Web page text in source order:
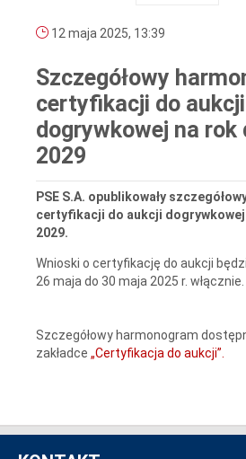
12 maja 2025, 13:39
Szczegółowy
certyfikacji do aukcji
dogrywkowej na rok
2029
PSE S.A. opublikowały
certyfikacji do aukcji
2029.
Wnioski o certyfikację do aukcji
26 maja do 30 maja 2025 r. włącznie.
Szczegółowy harmonogram
zakładce „Certyfikacja do aukcji”.